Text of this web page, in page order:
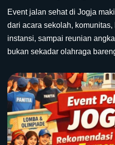
Event jalan sehat di Jogja
dari acara sekolah,
instansi, sampai reunian
bukan sekadar olahraga